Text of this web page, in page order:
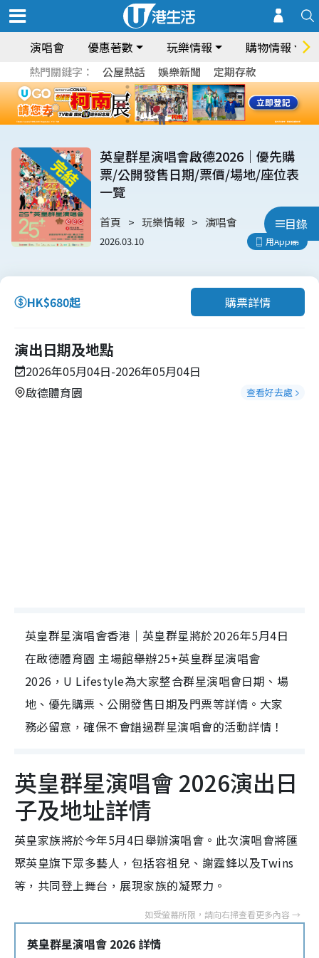
演唱會 優惠著數 玩樂情報 購物情報
熱門關鍵字： 公屋熱話 娛樂新聞 定期存款
目錄
英皇群星演唱會啟德2026｜優先購
票/公開發售日期/票價/場地/座位表
一覽
首頁 玩樂情報 演唱會
2026.03.10 用App睇
HK$680起 購票詳情
演出日期及地點
2026年05月04日-2026年05月04日
啟德體育園
查看好去處
英皇群星演唱會香港｜英皇群星將於2026年5月4日
在啟德體育園 主場館舉辦25+英皇群星演唱會
2026，U Lifestyle為大家整合群星演唱會日期、場
地、優先購票、公開發售日期及門票等詳情。大家
務必留意，確保不會錯過群星演唱會的活動詳情！
英皇群星演唱會 2026演出日
子及地址詳情
英皇家族將於今年5月4日舉辦演唱會。此次演唱會將匯
聚英皇旗下眾多藝人，包括容祖兒、謝霆鋒以及Twins
等，共同登上舞台，展現家族的凝聚力。
英皇群星演唱會 2026 詳情